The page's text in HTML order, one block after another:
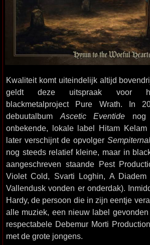
Kwaliteit komt uiteindelijk altijd
geldt deze uitspraak voor
blackmetalproject Pure Wrath. In
debuutalbum Ascetic Eventide nog
onbekende, lokale label Hitam
later verschijnt de opvolger
nog steeds relatief kleine, maar in
aangeschreven staande Pest
Violet Cold, Svarti Loghin, A
Vallendusk vonden er onderdak).
Hardy, de persoon die in zijn eentje
alle muziek, een nieuw label
respectabele Debemur Morti
met de grote jongens.